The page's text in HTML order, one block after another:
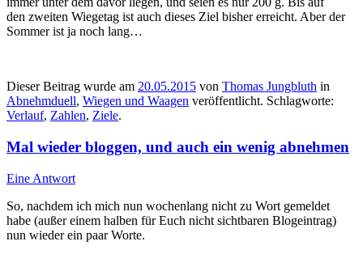
den zweiten Wiegetag ist auch dieses Ziel bisher erreicht. Aber der
Sommer ist ja noch lang…
Dieser Beitrag wurde am 20.05.2015 von Thomas Jungbluth in
Abnehmduell, Wiegen und Waagen veröffentlicht. Schlagworte:
Verlauf, Zahlen, Ziele.
Mal wieder bloggen, und auch ein wenig abnehmen
Eine Antwort
So, nachdem ich mich nun wochenlang nicht zu Wort gemeldet
habe (außer einem halben für Euch nicht sichtbaren Blogeintrag)
nun wieder ein paar Worte.